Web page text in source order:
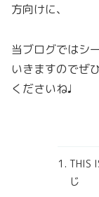
方向けに、
当ブログではシ
いきますのでぜ
くださいね♩
THIS
じ